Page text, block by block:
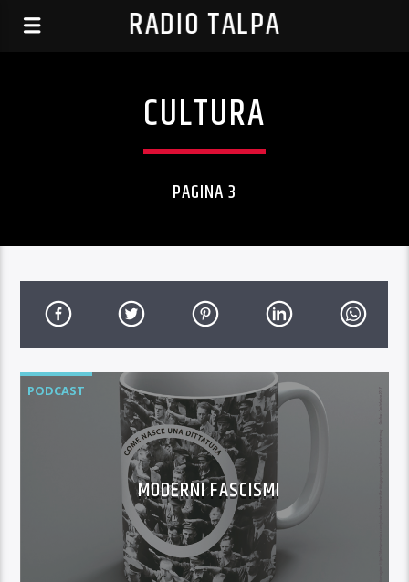
RADIO TALPA
CULTURA
PAGINA 3
PODCAST
MODERNI FASCISMI